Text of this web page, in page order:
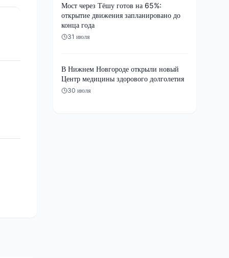
Мост через Тёшу готов на 65%:
открытие движения запланировано до
конца года
31 июля
В Нижнем Новгороде открыли новый
Центр медицины здорового долголетия
30 июля